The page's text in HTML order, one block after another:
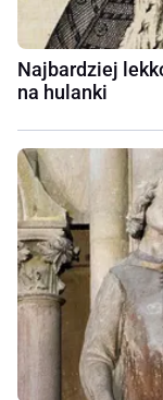
Najbardziej
na hulanki